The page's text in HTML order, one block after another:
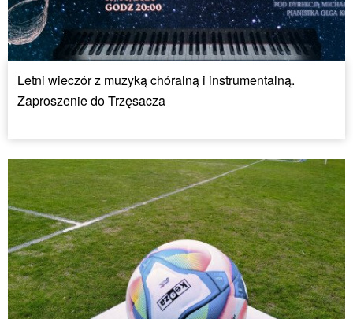
Letni wieczór z muzyką chóralną i instrumentalną.
Zaproszenie do Trzęsacza